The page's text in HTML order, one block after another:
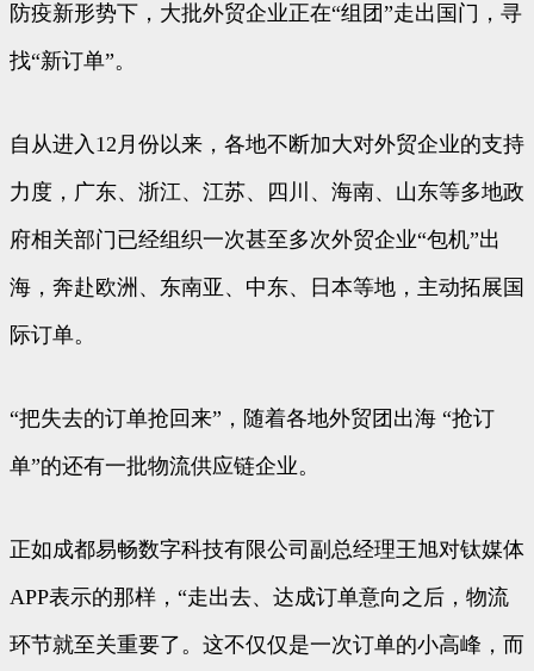
防疫新形势下，大批外贸企业正在“组团”走出国门，寻
找“新订单”。
自从进入12月份以来，各地不断加大对外贸企业的支持
力度，广东、浙江、江苏、四川、海南、山东等多地政
府相关部门已经组织一次甚至多次外贸企业“包机”出
海，奔赴欧洲、东南亚、中东、日本等地，主动拓展国
际订单。
“把失去的订单抢回来”，随着各地外贸团出海 “抢订
单”的还有一批物流供应链企业。
正如成都易畅数字科技有限公司副总经理王旭对钛媒体
APP表示的那样，“走出去、达成订单意向之后，物流
环节就至关重要了。这不仅仅是一次订单的小高峰，而